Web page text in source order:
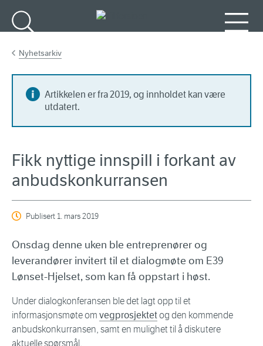
Nyhetsarkiv
Artikkelen er fra 2019, og innholdet kan være
utdatert.
Fikk nyttige innspill i forkant av
anbudskonkurransen
Publisert1. mars 2019
Onsdag denne uken ble entreprenører og
leverandører invitert til et dialogmøte om E39
Lønset-Hjelset, som kan få oppstart i høst.
Under dialogkonferansen ble det lagt opp til et
informasjonsmøte om vegprosjektetog den kommende
anbudskonkurransen, samt en mulighet til å diskutere
aktuelle spørsmål.